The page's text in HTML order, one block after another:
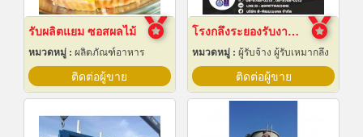
รับผลิตแยม ซอสผลไม้
หมวดหมู่ : ผลิตภัณฑ์อาหาร
ติดต่อผู้ขาย
โรงกลึงระยองรับงานผลิตด่วน
หมวดหมู่ : ผู้รับจ้าง ผู้รับเหมากลึง
ติดต่อผู้ขาย